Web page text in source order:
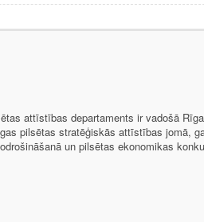
attīstības departaments ir vadošā
pilsētas stratēģiskās attīstības jomā,
un pilsētas ekonomikas